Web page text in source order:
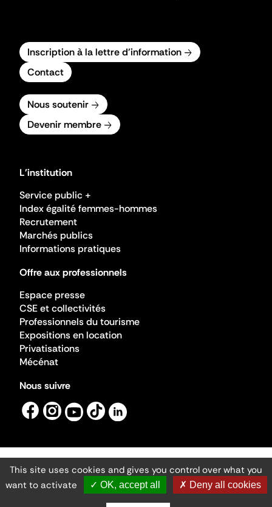
Inscription à la lettre d'information
Contact
Nous soutenir
Devenir membre
L'institution
Service public +
Index égalité femmes-hommes
Recrutement
Marchés publics
Informations pratiques
Offre aux professionnels
Espace presse
CSE et collectivités
Professionnels du tourisme
Expositions en location
Privatisations
Mécénat
Nous suivre
Mentions légales
Gestion des cookies
Accessibilité numérique
Ministère de la Culture ©2026
- Cité de l'architecture et du patrimoine
This site uses cookies and gives you control over what you
want to activate
✓ OK, accept all ✗ Deny all cookies